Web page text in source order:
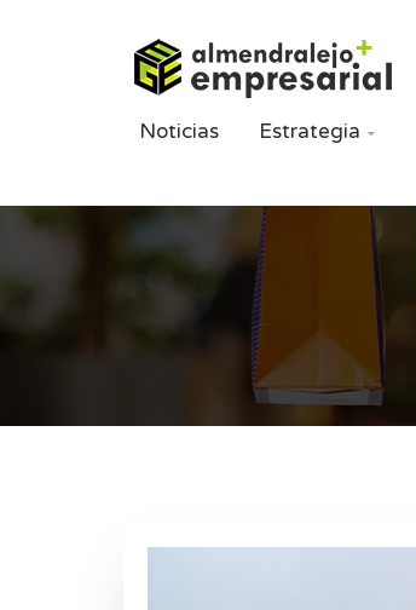
Noticias Estrategia 